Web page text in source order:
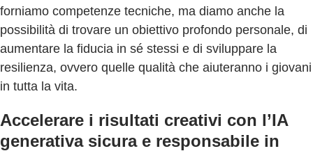
forniamo competenze tecniche, ma diamo anche la
possibilità di trovare un obiettivo profondo personale, di
aumentare la fiducia in sé stessi e di sviluppare la
resilienza, ovvero quelle qualità che aiuteranno i giovani
in tutta la vita.
Accelerare i risultati creativi con l’IA
generativa sicura e responsabile in